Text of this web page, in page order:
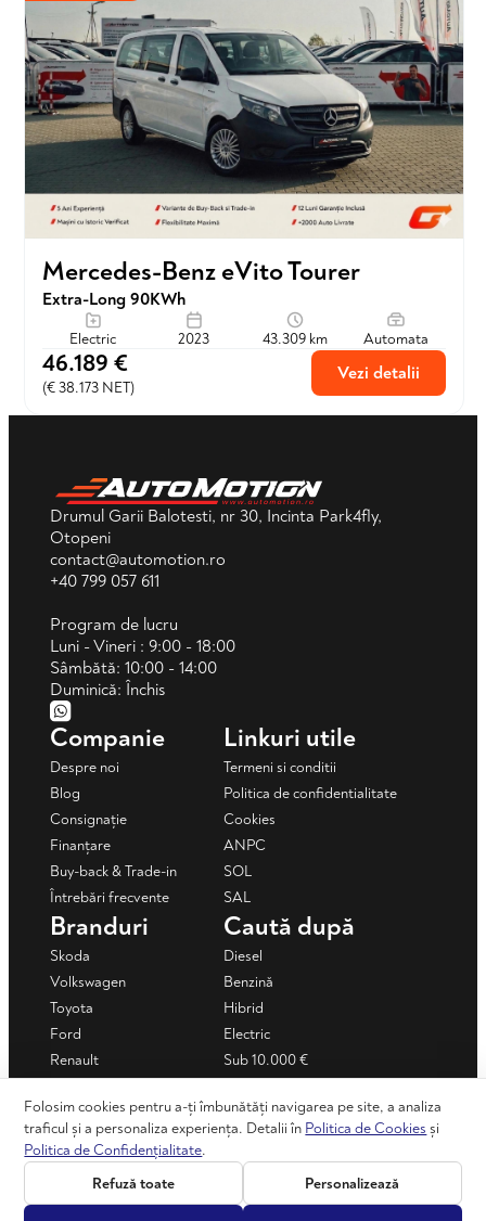
Mercedes-Benz eVito Tourer
Extra-Long 90KWh
Electric 2023 43.309 km Automata
46.189 €
(€ 38.173 NET)
Vezi detalii
Drumul Garii Balotesti, nr 30, Incinta Park4fly,
Otopeni
contact@automotion.ro
+40 799 057 611
Program de lucru
Luni - Vineri : 9:00 - 18:00
Sâmbătă: 10:00 - 14:00
Duminică: Închis
Companie
Despre noi
Blog
Consignație
Finanțare
Buy-back & Trade-in
Întrebări frecvente
Linkuri utile
Termeni si conditii
Politica de confidentialitate
Cookies
ANPC
SOL
SAL
Branduri
Skoda
Volkswagen
Toyota
Ford
Renault
Dacia
+ Vezi toate
Caută după
Diesel
Benzină
Hibrid
Electric
Sub 10.000 €
Mașini în rate
Folosim cookies pentru a-ți îmbunătăți navigarea pe site, a analiza
traficul și a personaliza experiența. Detalii în Politica de Cookies și
Politica de Confidențialitate.
Refuză toate
Personalizează